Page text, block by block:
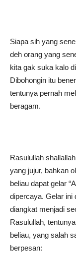
Siapa sih yang
deh orang yang
kita gak suka kalo
Dibohongin itu
tentunya pernah
beragam.
Rasulullah
yang jujur, bahkan
beliau dapat gelar
dipercaya. Gelar ini
diangkat menjadi
Rasulullah,
beliau, yang salah
berpesan: